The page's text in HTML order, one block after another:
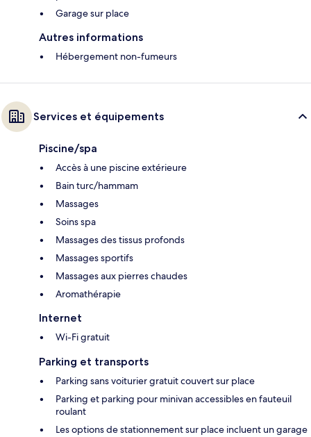
Garage sur place
Autres informations
Hébergement non-fumeurs
Services et équipements
Piscine/spa
Accès à une piscine extérieure
Bain turc/hammam
Massages
Soins spa
Massages des tissus profonds
Massages sportifs
Massages aux pierres chaudes
Aromathérapie
Internet
Wi-Fi gratuit
Parking et transports
Parking sans voiturier gratuit couvert sur place
Parking et parking pour minivan accessibles en fauteuil
roulant
Les options de stationnement sur place incluent un garage